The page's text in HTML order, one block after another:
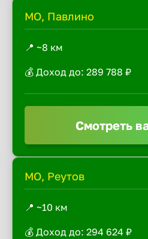
МО, Павлино
📍 ~8 км
💰 Доход до: 289 788 ₽
Смотреть
МО, Реутов
📍 ~10 км
💰 Доход до: 294 624 ₽